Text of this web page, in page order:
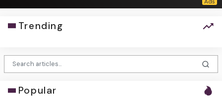
Trending
Popular